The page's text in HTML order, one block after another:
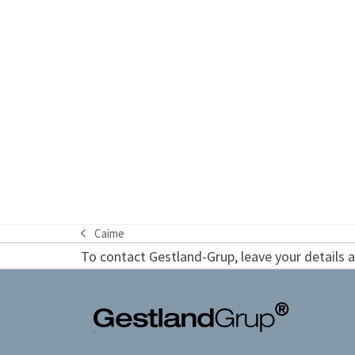
previous
post:
Caime
To contact Gestland-Grup, leave your details